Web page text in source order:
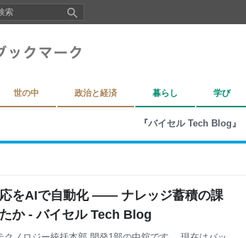
世の中 政治と経済 暮らし 学び
『バイセル Tech Blog』
をAIで自動化 —— ナレッジ蓄積の課
か - バイセル Tech Blog